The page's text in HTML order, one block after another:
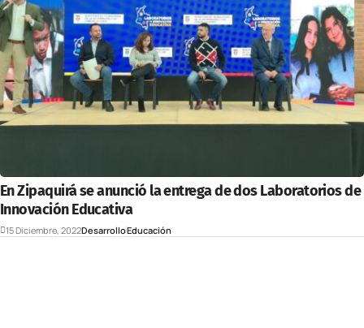
En Zipaquirá se anunció la entrega de dos Laboratorios de
Innovación Educativa
15 Diciembre, 2022DesarrolloEducación